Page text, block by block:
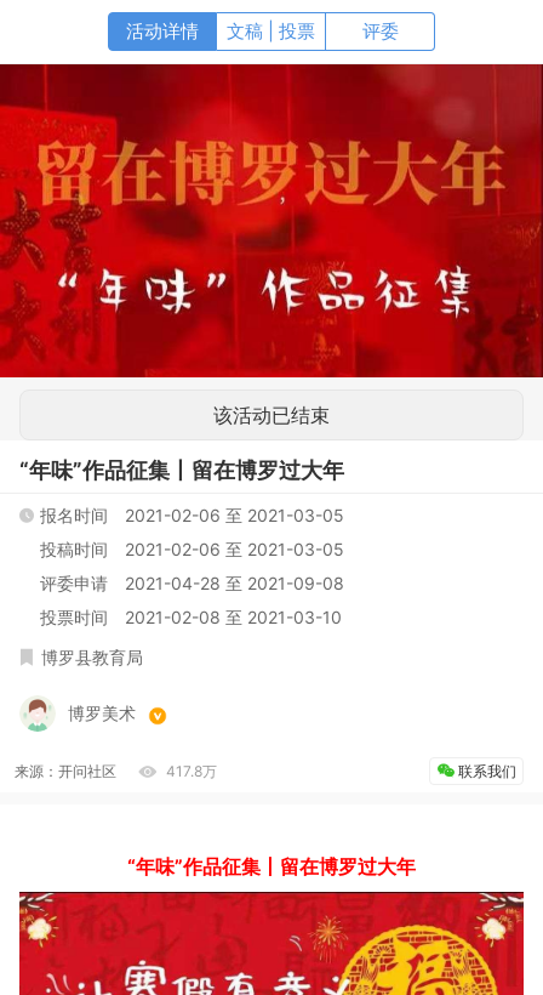
文稿 | 投票
该活动已结束
“年味”作品征集丨留在博罗过大年
报名时间 2021-02-06 至 2021-03-05
投稿时间
2021-02-06 至 2021-03-05
评委申请
2021-04-28 至 2021-09-08
投票时间
2021-02-08 至 2021-03-10
博罗县教育局
博罗美术
来源：开问社区 417.8万 联系我们
“年味”作品征集丨留在博罗过大年